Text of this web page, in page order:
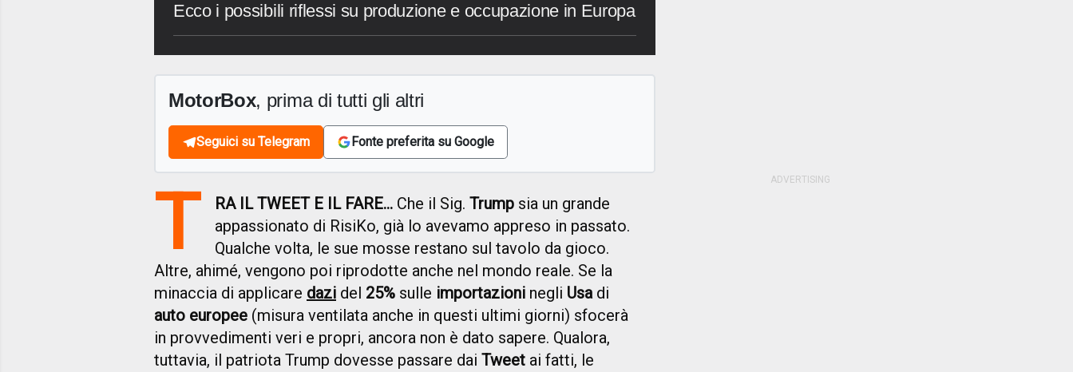
Ecco i possibili riflessi su produzione e occupazione in Europa
MotorBox, prima di tutti gli altri
Seguici su Telegram Fonte preferita su Google
T RA IL TWEET E IL FARE... Che il Sig.Trump sia un grande
appassionato di RisiKo, già lo avevamo appreso in passato.
Qualche volta, le sue mosse restano sul tavolo da gioco.
Altre, ahimé, vengono poi riprodotte anche nel mondo reale. Se la
minaccia di applicare dazi del 25% sulle importazioni negli Usadi
auto europee (misura ventilata anche in questi ultimi giorni) sfocerà
in provvedimenti veri e propri, ancora non è dato sapere. Qualora,
tuttavia, il patriota Trump dovesse passare dai Tweet ai fatti, le